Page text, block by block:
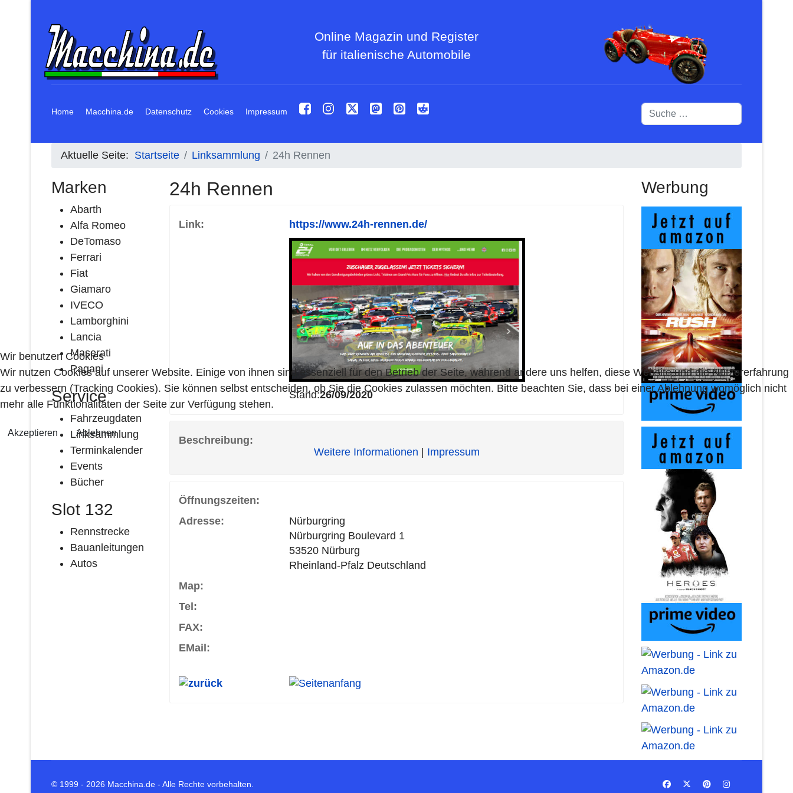
Online Magazin und Register
für italienische Automobile
Home Macchina.de Datenschutz Cookies Impressum Suchen
Aktuelle Seite: Startseite Linksammlung 24h Rennen
Marken
Abarth
Alfa Romeo
DeTomaso
Ferrari
Fiat
Giamaro
IVECO
Lamborghini
Lancia
Maserati
Pagani
Service
Fahrzeugdaten
Linksammlung
Terminkalender
Events
Bücher
Slot 132
Rennstrecke
Bauanleitungen
Autos
24h Rennen
Link: https://www.24h-rennen.de/
Stand:26/09/2020
Beschreibung:
Öffnungszeiten:
Adresse:
Nürburgring
Nürburgring Boulevard 1
53520 Nürburg
Rheinland-Pfalz Deutschland
Map:
Tel:
FAX:
EMail:
Werbung
© 1999 - 2026 Macchina.de - Alle Rechte vorbehalten.
Wir benutzen Cookies
Wir nutzen Cookies auf unserer Website. Einige von ihnen sind essenziell für den Betrieb der Seite, während andere uns helfen, diese Website und die Nutzererfahrung
zu verbessern (Tracking Cookies). Sie können selbst entscheiden, ob Sie die Cookies zulassen möchten. Bitte beachten Sie, dass bei einer Ablehnung womöglich nicht
mehr alle Funktionalitäten der Seite zur Verfügung stehen.
Akzeptieren Ablehnen
Weitere Informationen | Impressum